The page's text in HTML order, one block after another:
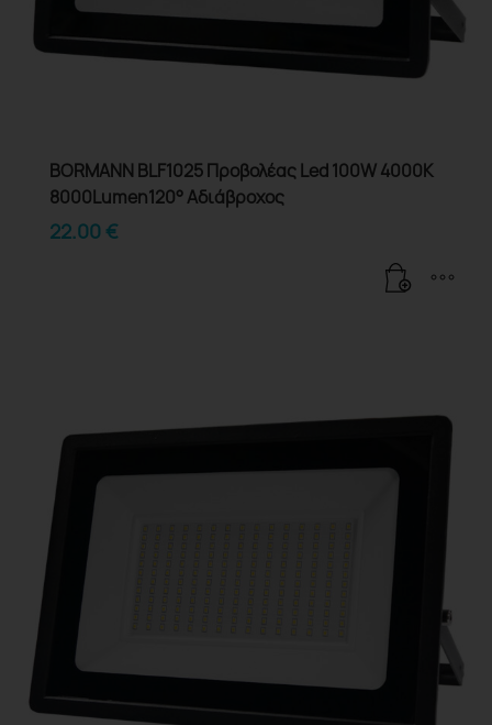
BORMANN BLF1025 Προβολέας Led 100W 4000K
8000Lumen120° Αδιάβροχος
22.00€